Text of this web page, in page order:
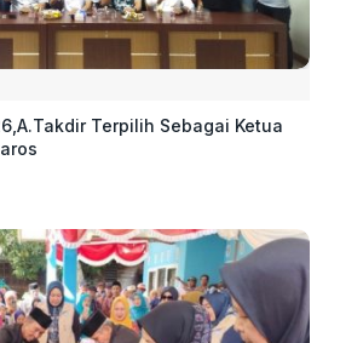
Terpilih Sebagai Ketua